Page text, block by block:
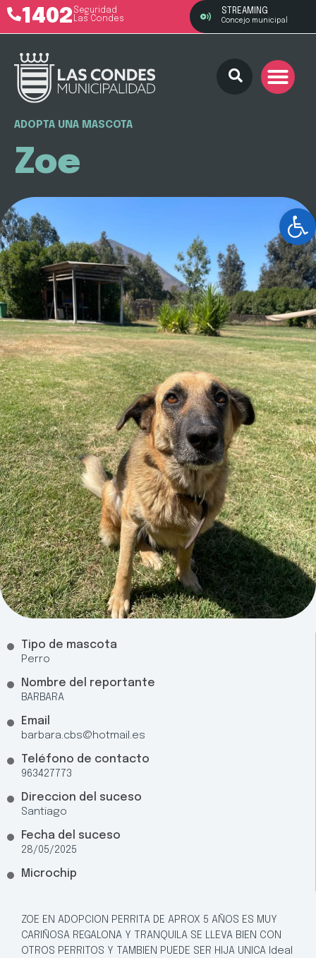
1402 Seguridad
Las Condes
STREAMING
Concejo municipal
ADOPTA UNA MASCOTA
Zoe
Tipo de mascota
Perro
Nombre del reportante
BARBARA
Email
barbara.cbs@hotmail.es
Teléfono de contacto
963427773
Direccion del suceso
Santiago
Fecha del suceso
28/05/2025
Microchip
ZOE EN ADOPCION PERRITA DE APROX 5 AÑOS ES MUY
CARIÑOSA REGALONA Y TRANQUILA SE LLEVA BIEN CON
OTROS PERRITOS Y TAMBIEN PUEDE SER HIJA UNICA Ideal